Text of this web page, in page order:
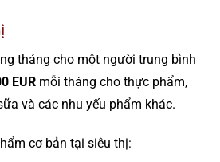
tháng cho một người trung bình
EUR mỗi tháng cho thực phẩm,
và các nhu yếu phẩm khác.
cơ bản tại siêu thị: